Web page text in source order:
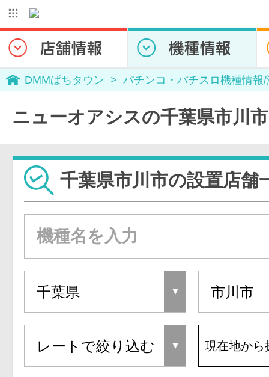
DMMぱちタウン パチンコ・パチスロ機種情報
ニューオアシスの千葉県市川
千葉県市川市の設置店舗
現在地から